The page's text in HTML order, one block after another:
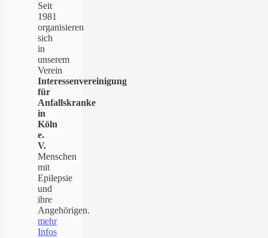
Seit
1981
organisieren
sich
in
unserem
Verein
Interessenvereinigung
für
Anfallskranke
in
Köln
e.
V.
Menschen
mit
Epilepsie
und
ihre
Angehörigen.
mehr
Infos